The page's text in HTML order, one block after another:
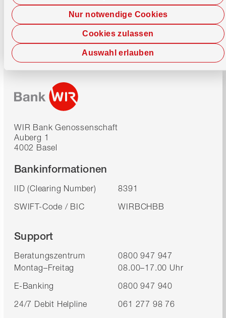
Cookies zulassen
Auswahl erlauben
Nur notwendige Cookies
Jetzt chatten
WIR Bank Genossenschaft
Auberg 1
4002 Basel
Bankinformationen
IID (Clearing Number)
8391
SWIFT-Code / BIC
WIRBCHBB
Support
Beratungszentrum
0800 947 947
Montag–Freitag
08.00–17.00 Uhr
E-Banking
0800 947 940
24/7 Debit Helpline
061 277 98 76